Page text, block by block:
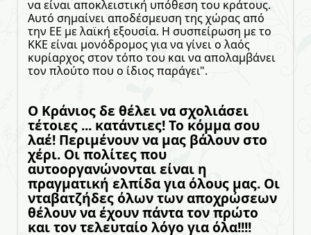
να είναι αποκλειστική υπόθεση του κράτους.
Αυτό σημαίνει αποδέσμευση της χώρας από
την ΕΕ με λαϊκή εξουσία. Η συσπείρωση με το
ΚΚΕ είναι μονόδρομος για να γίνει ο λαός
κυρίαρχος στον τόπο του και να απολαμβάνει
τον πλούτο που ο ίδιος παράγει".
Ο Κράνιος δε θέλει να σχολιάσει
τέτοιες ... κατάντιες! Το κόμμα σου
λαέ! Περιμένουν να μας βάλουν στο
χέρι. Οι πολίτες που
αυτοοργανώνονται είναι η
πραγματική ελπίδα για όλους μας. Οι
νταβατζήδες όλων των αποχρώσεων
θέλουν να έχουν πάντα τον πρώτο
και τον τελευταίο λόγο για όλα!!!!